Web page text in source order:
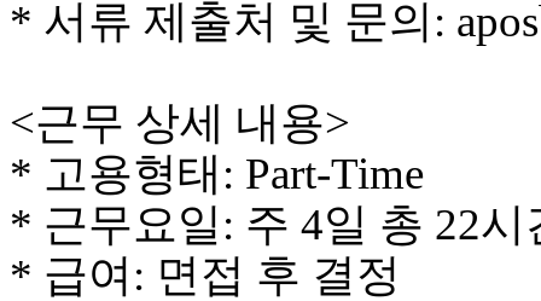
약
절
리
e
스
* 서류 제출처 및 문의:
<근무 상세 내용>
* 고용형태: Part-Time
* 근무요일: 주 4일 총 22
* 급여: 면접 후 결정